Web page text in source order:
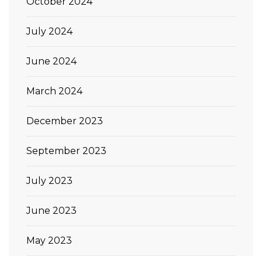
July 2024
June 2024
March 2024
December 2023
September 2023
July 2023
June 2023
May 2023